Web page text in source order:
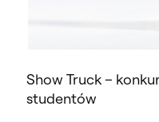
Show Truck –
studentów